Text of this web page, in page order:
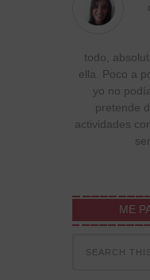
todo,
ella. Poco a
yo no
pretende
actividades
ME